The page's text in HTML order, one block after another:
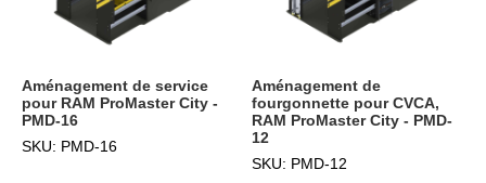
Aménagement de service
pour RAM ProMaster City -
PMD-16
SKU: PMD-16
Aménagement de
fourgonnette pour CVCA,
RAM ProMaster City - PMD-
12
SKU: PMD-12